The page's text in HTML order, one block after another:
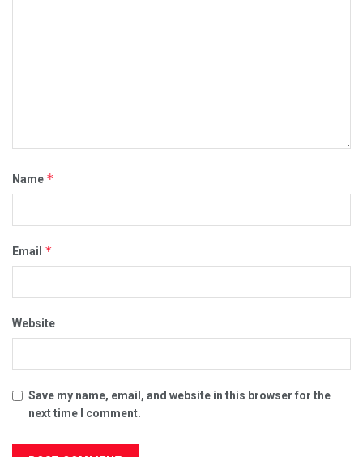
Name *
Email *
Website
Save my name, email, and website in this browser for the
next time I comment.